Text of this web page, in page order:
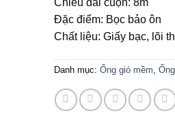
Đặc điểm: Bọc bảo ôn
Chất liệu: Giấy bạc, lõi
Danh mục: Ống gió mềm